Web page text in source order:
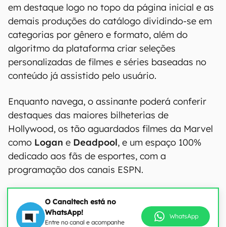
em destaque logo no topo da página inicial e as
demais produções do catálogo dividindo-se em
categorias por gênero e formato, além do
algoritmo da plataforma criar seleções
personalizadas de filmes e séries baseadas no
conteúdo já assistido pelo usuário.
Enquanto navega, o assinante poderá conferir
destaques das maiores bilheterias de
Hollywood, os tão aguardados filmes da Marvel
como Logan e Deadpool, e um espaço 100%
dedicado aos fãs de esportes, com a
programação dos canais ESPN.
O Canaltech está no
WhatsApp!
Entre no canal e acompanhe
WhatsApp